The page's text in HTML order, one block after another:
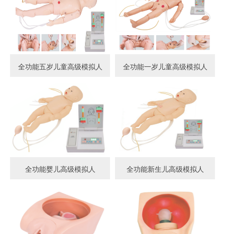
全功能五岁儿童高级模拟人 全功能一岁儿童高级模拟人
全功能婴儿高级模拟人 全功能新生儿高级模拟人